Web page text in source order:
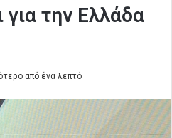
την Ελλάδα
από ένα λεπτό